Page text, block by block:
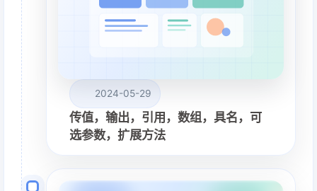
2024-05-29
传值，输出，引用，数组，具名，可
选参数，扩展方法